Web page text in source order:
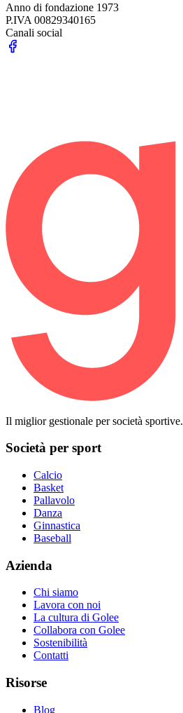
Anno di fondazione 1973
P.IVA 00829340165
Canali social
Il miglior gestionale per società sportive.
Società per sport
Calcio
Basket
Pallavolo
Danza
Ginnastica
Baseball
Azienda
Chi siamo
Lavora con noi
La cultura di Golee
Collabora con Golee
Sostenibilità
Contatti
Risorse
Blog